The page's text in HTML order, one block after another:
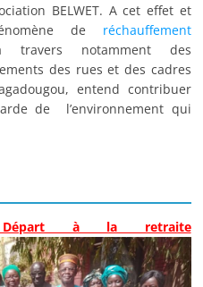
BELWET. A cet effet et
de réchauffement
travers notamment des
des rues et des cadres
entend contribuer
de l’environnement qui
Départ à la retraite